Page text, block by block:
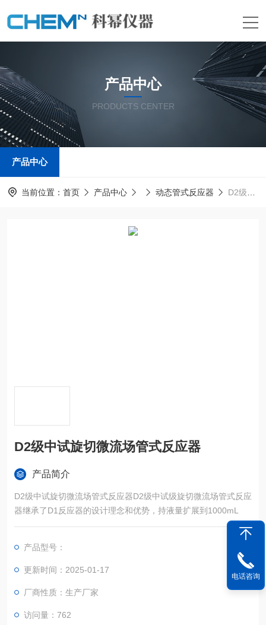
产品中心
PRODUCTS CENTER
产品中心
当前位置： 首页 产品中心 动态管式反应器 D2级中试旋切微流场管式反应器
D2级中试旋切微流场管式反应器
产品简介
D2级中试旋切微流场管式反应器D2级中试级旋切微流场管式反应
器继承了D1反应器的设计理念和优势，持液量扩展到1000mL
产品型号：
更新时间：2025-01-17
厂商性质：生产厂家
访问量：762
电话咨询